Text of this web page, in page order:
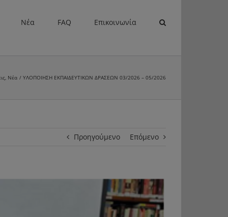
Νέα FAQ Επικοινωνία
Νέα ΥΛΟΠΟΙΗΣΗ ΕΚΠΑΙΔΕΥΤΙΚΩΝ ΔΡΑΣΕΩΝ 03/2026 – 05/2026
Προηγούμενο Επόμενο